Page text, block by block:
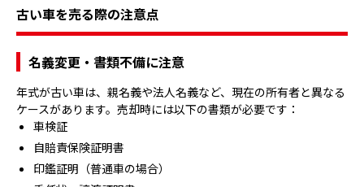
古い車を売る際の注意点
名義変更・書類不備に注意
年式が古い車は、親名義や法人名義など、現在の所有者と異なる
ケースがあります。売却時には以下の書類が必要です：
車検証
自賠責保険証明書
印鑑証明（普通車の場合）